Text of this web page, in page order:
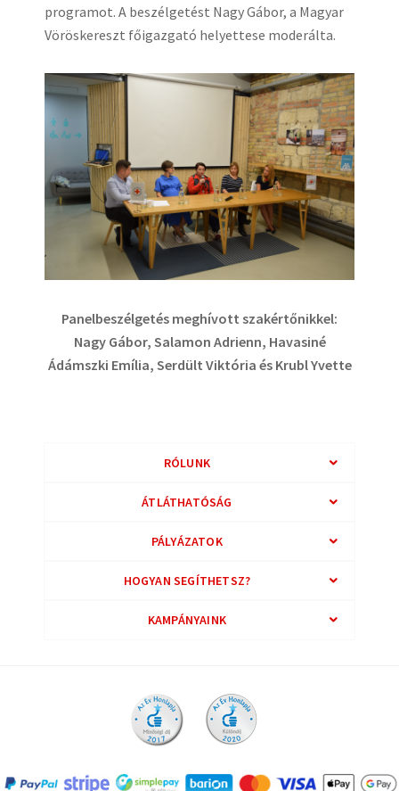
programot. A beszélgetést Nagy Gábor, a Magyar
Vöröskereszt főigazgató helyettese moderálta.
Panelbeszélgetés meghívott szakértőnikkel:
Nagy Gábor, Salamon Adrienn, Havasiné
Ádámszki Emília, Serdült Viktória és Krubl Yvette
RÓLUNK
ÁTLÁTHATÓSÁG
PÁLYÁZATOK
HOGYAN SEGÍTHETSZ?
KAMPÁNYAINK